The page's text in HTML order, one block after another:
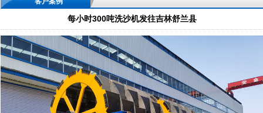
每小时300吨洗沙机发往吉林舒兰县